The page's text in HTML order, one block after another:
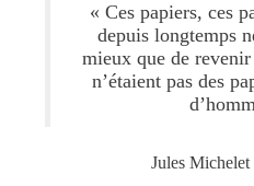
« Ces papiers, ces
depuis longtemps
mieux que de
n’étaient pas des
Jules